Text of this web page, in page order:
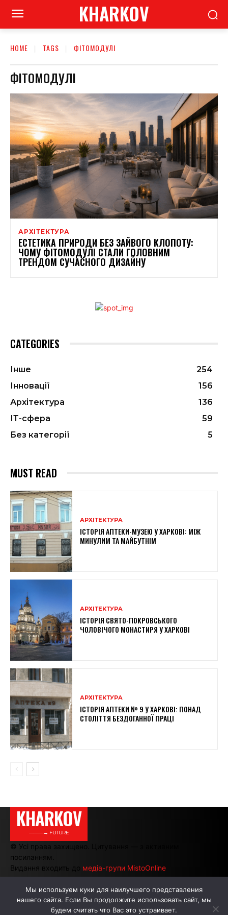
KHARKOV
HOME TAGS ФІТОМОДУЛІ
ФІТОМОДУЛІ
АРХІТЕКТУРА
ЕСТЕТИКА ПРИРОДИ БЕЗ ЗАЙВОГО КЛОПОТУ:
ЧОМУ ФІТОМОДУЛІ СТАЛИ ГОЛОВНИМ
ТРЕНДОМ СУЧАСНОГО ДИЗАЙНУ
CATEGORIES
Інше
254
Інновації
156
Архітектура
136
ІТ-сфера
59
Без категорії
5
MUST READ
АРХІТЕКТУРА
ІСТОРІЯ АПТЕКИ-МУЗЕЮ У ХАРКОВІ: МІЖ
МИНУЛИМ ТА МАЙБУТНІМ
АРХІТЕКТУРА
ІСТОРІЯ СВЯТО-ПОКРОВСЬКОГО
ЧОЛОВІЧОГО МОНАСТИРЯ У ХАРКОВІ
АРХІТЕКТУРА
ІСТОРІЯ АПТЕКИ № 9 У ХАРКОВІ: ПОНАД
СТОЛІТТЯ БЕЗДОГАННОЇ ПРАЦІ
KHARKOV
———→ FUTURE
© Усі права захищено. Цитування — з активним
посиланням.
Видання входить до медіа-групи MistoOnline
АВТОРИ РЕКЛАМА НА САЙТІ
Мы используем куки для наилучшего представления
нашего сайта. Если Вы продолжите использовать сайт, мы
будем считать что Вас это устраивает.